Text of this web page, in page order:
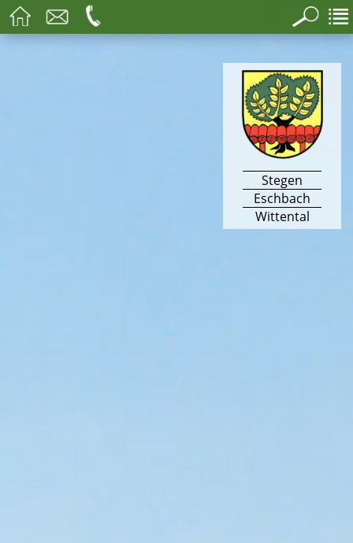
Stegen
Eschbach
Wittental